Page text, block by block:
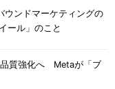
ウンドマーケティングの
ール」のこと
質強化へ Metaが「ブ